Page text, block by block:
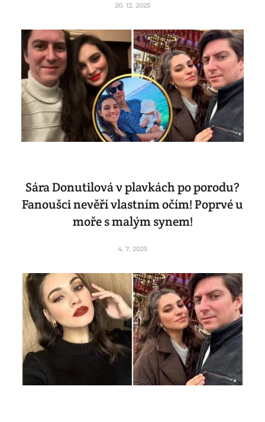
20. 12. 2025
Sára Donutilová v plavkách po porodu?
Fanoušci nevěří vlastním očím! Poprvé u
moře s malým synem!
4. 7. 2025